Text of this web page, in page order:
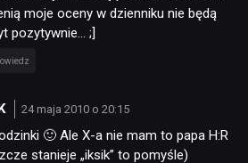
moje oceny w dzienniku nie będą
pozytywnie… ;]
24 maja 2010 o 20:15
🙂 Ale X-a nie mam to papa H:R
stanieje „iksik” to pomyśle)